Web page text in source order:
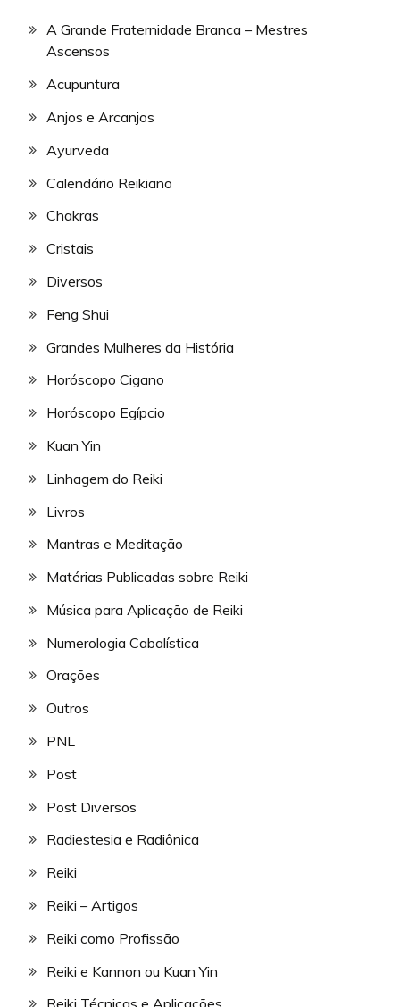
A Grande Fraternidade Branca – Mestres
Ascensos
Acupuntura
Anjos e Arcanjos
Ayurveda
Calendário Reikiano
Chakras
Cristais
Diversos
Feng Shui
Grandes Mulheres da História
Horóscopo Cigano
Horóscopo Egípcio
Kuan Yin
Linhagem do Reiki
Livros
Mantras e Meditação
Matérias Publicadas sobre Reiki
Música para Aplicação de Reiki
Numerologia Cabalística
Orações
Outros
PNL
Post
Post Diversos
Radiestesia e Radiônica
Reiki
Reiki – Artigos
Reiki como Profissão
Reiki e Kannon ou Kuan Yin